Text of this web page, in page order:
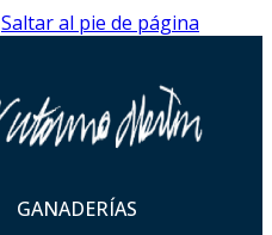
Saltar al pie de página
GANADERÍAS